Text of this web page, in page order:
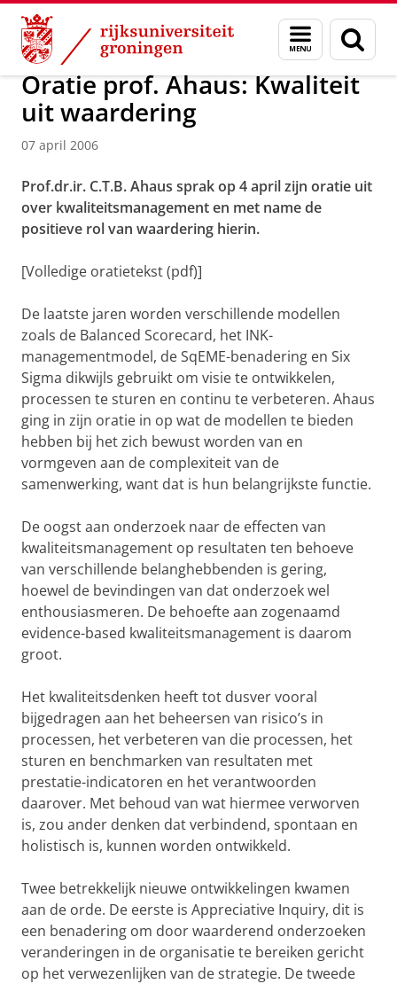
Skip
Content
Skip
Navigation
Menu
en
zoeken
Over ons Actueel Nieuws Nieuwsberichten
Oratie prof. Ahaus: Kwaliteit
uit waardering
07 april 2006
Prof.dr.ir. C.T.B. Ahaus sprak op 4 april zijn oratie uit
over kwaliteitsmanagement en met name de
positieve rol van waardering hierin.
[Volledige oratietekst (pdf)]
De laatste jaren worden verschillende modellen
zoals de Balanced Scorecard, het INK-
managementmodel, de SqEME-benadering en Six
Sigma dikwijls gebruikt om visie te ontwikkelen,
processen te sturen en continu te verbeteren. Ahaus
ging in zijn oratie in op wat de modellen te bieden
hebben bij het zich bewust worden van en
vormgeven aan de complexiteit van de
samenwerking, want dat is hun belangrijkste functie.
De oogst aan onderzoek naar de effecten van
kwaliteitsmanagement op resultaten ten behoeve
van verschillende belanghebbenden is gering,
hoewel de bevindingen van dat onderzoek wel
enthousiasmeren. De behoefte aan zogenaamd
evidence-based kwaliteitsmanagement is daarom
groot.
Het kwaliteitsdenken heeft tot dusver vooral
bijgedragen aan het beheersen van risico’s in
processen, het verbeteren van die processen, het
sturen en benchmarken van resultaten met
prestatie-indicatoren en het verantwoorden
daarover. Met behoud van wat hiermee verworven
is, zou ander denken dat verbindend, spontaan en
holistisch is, kunnen worden ontwikkeld.
Twee betrekkelijk nieuwe ontwikkelingen kwamen
aan de orde. De eerste is Appreciative Inquiry, dit is
een benadering om door waarderend onderzoeken
veranderingen in de organisatie te bereiken gericht
op het verwezenlijken van de strategie. De tweede